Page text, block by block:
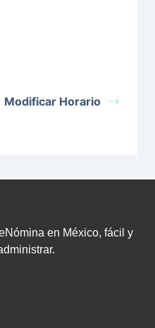
Modificar Horario
en México, fácil y